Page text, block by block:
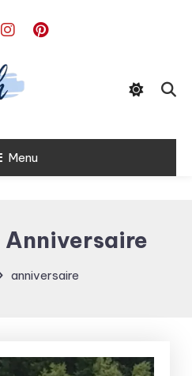
Menu
Anniversaire
anniversaire